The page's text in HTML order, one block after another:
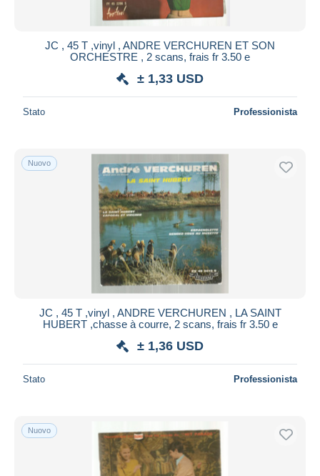
JC , 45 T ,vinyl , ANDRE VERCHUREN ET SON
ORCHESTRE , 2 scans, frais fr 3.50 e
± 1,33 USD
Stato Professionista
Nuovo
JC , 45 T ,vinyl , ANDRE VERCHUREN , LA SAINT
HUBERT ,chasse à courre, 2 scans, frais fr 3.50 e
± 1,36 USD
Stato Professionista
Nuovo